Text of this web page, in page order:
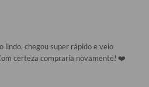
chegou super rápido e veio
certeza compraria novamente! ❤️